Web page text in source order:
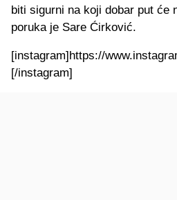
biti sigurni na koji dobar put će
poruka je Sare Ćirković.
[instagram]https://
[/instagram]